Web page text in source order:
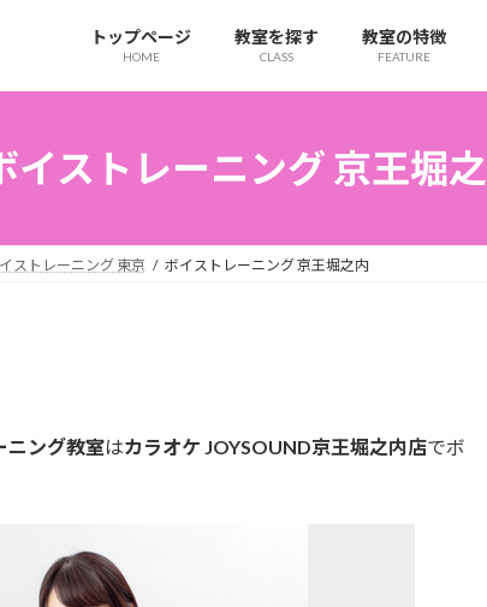
トップページ
HOME
教室を探す
CLASS
教室の特徴
FEATURE
イストレーニング 京王堀
ストレーニング 東京 ボイストレーニング 京王堀之内
ニング教室はカラオケ JOYSOUND京王堀之内店でボ